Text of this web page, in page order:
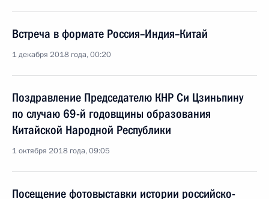
Встреча в формате Россия–Индия–Китай
1 декабря 2018 года, 00:20
Поздравление Председателю КНР Си Цзиньпину
по случаю 69-й годовщины образования
Китайской Народной Республики
1 октября 2018 года, 09:05
Посещение фотовыставки истории российско-